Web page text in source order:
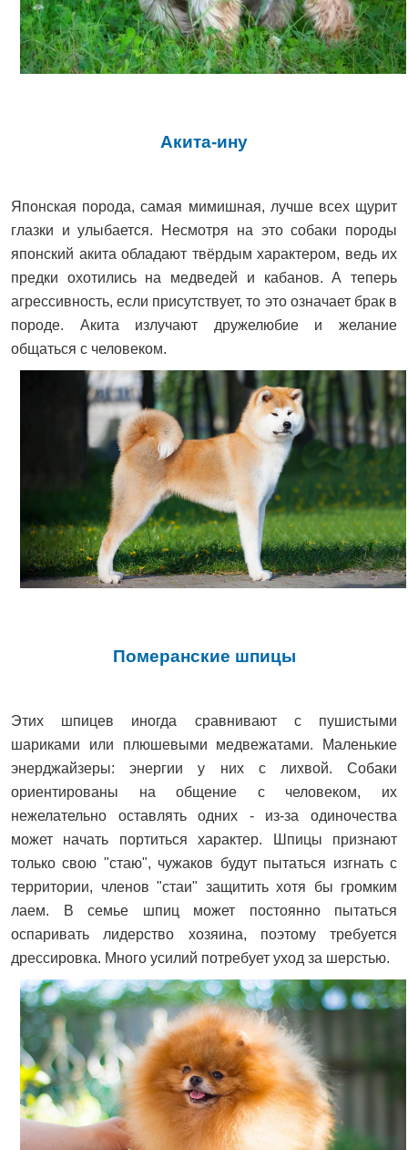
Акита-ину
Японская порода, самая мимишная, лучше всех щурит
глазки и улыбается. Несмотря на это собаки породы
японский акита обладают твёрдым характером, ведь их
предки охотились на медведей и кабанов. А теперь
агрессивность, если присутствует, то это означает брак в
породе. Акита излучают дружелюбие и желание
общаться с человеком.
Померанские шпицы
Этих шпицев иногда сравнивают с пушистыми
шариками или плюшевыми медвежатами. Маленькие
энерджайзеры: энергии у них с лихвой. Собаки
ориентированы на общение с человеком, их
нежелательно оставлять одних - из-за одиночества
может начать портиться характер. Шпицы признают
только свою "стаю", чужаков будут пытаться изгнать с
территории, членов "стаи" защитить хотя бы громким
лаем. В семье шпиц может постоянно пытаться
оспаривать лидерство хозяина, поэтому требуется
дрессировка. Много усилий потребует уход за шерстью.